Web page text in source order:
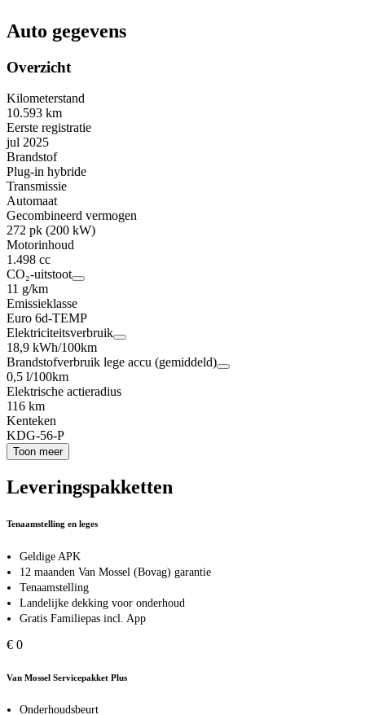
Auto gegevens
Overzicht
Kilometerstand
10.593 km
Eerste registratie
jul 2025
Brandstof
Plug-in hybride
Transmissie
Automaat
Gecombineerd vermogen
272 pk (200 kW)
Motorinhoud
1.498 cc
CO₂-uitstoot
11 g/km
Emissieklasse
Euro 6d-TEMP
Elektriciteitsverbruik
18,9 kWh/100km
Brandstofverbruik lege accu (gemiddeld)
0,5 l/100km
Elektrische actieradius
116 km
Kenteken
KDG-56-P
Toon meer
Leveringspakketten
Tenaamstelling en leges
Geldige APK
12 maanden Van Mossel (Bovag) garantie
Tenaamstelling
Landelijke dekking voor onderhoud
Gratis Familiepas incl. App
€ 0
Van Mossel Servicepakket Plus
Onderhoudsbeurt